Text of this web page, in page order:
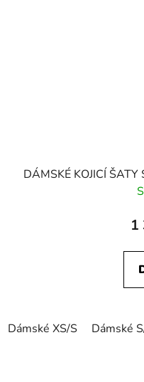
DÁMSKÉ KOJICÍ
1
Dámské XS/S Dámské